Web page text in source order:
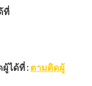
ที่
ได้ที่ :ตามติดผู้